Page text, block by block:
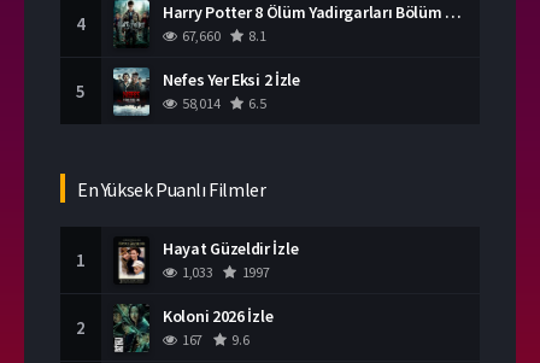
4 Harry Potter 8 Ölüm Yadirgarları Bölüm 2 İzle
67,660 8.1
5 Nefes Yer Eksi 2 İzle
58,014 6.5
En Yüksek Puanlı Filmler
1 Hayat Güzeldir İzle
1,033 1997
2 Koloni 2026 İzle
167 9.6